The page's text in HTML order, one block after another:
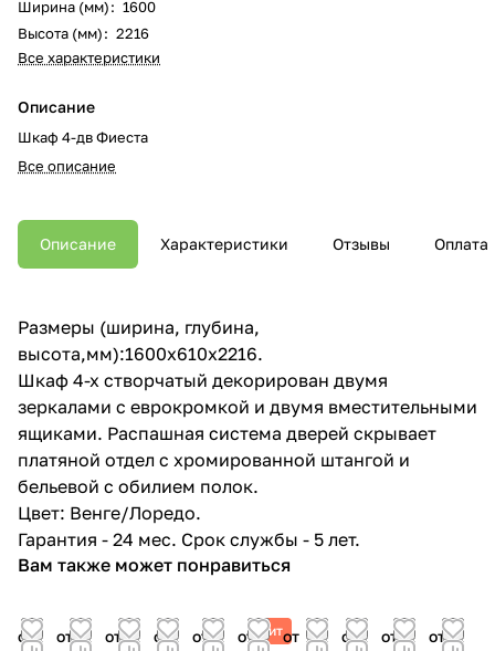
Ширина (мм): 1600
Высота (мм): 2216
Все характеристики
Описание
Шкаф 4-дв Фиеста
Все описание
Описание Характеристики Отзывы Оплата
Размеры (ширина, глубина,
высота,мм):1600x610x2216.
Шкаф 4-х створчатый декорирован двумя
зеркалами с еврокромкой и двумя вместительными
ящиками. Распашная система дверей скрывает
платяной отдел с хромированной штангой и
бельевой с обилием полок.
Цвет: Венге/Лоредо.
Гарантия - 24 мес. Срок службы - 5 лет.
Вам также может понравиться
от
от
от
от
от
Хит
от
от
от
от
от